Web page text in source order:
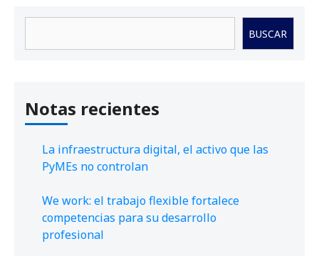
BUSCAR
Notas recientes
La infraestructura digital, el activo que las
PyMEs no controlan
We work: el trabajo flexible fortalece
competencias para su desarrollo
profesional